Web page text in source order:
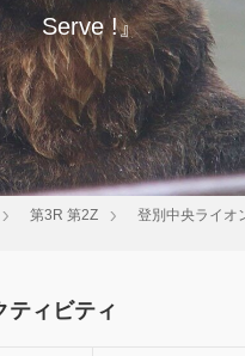
Serve !』
第3R 第2Z
登別中央ライオ
ティビティ